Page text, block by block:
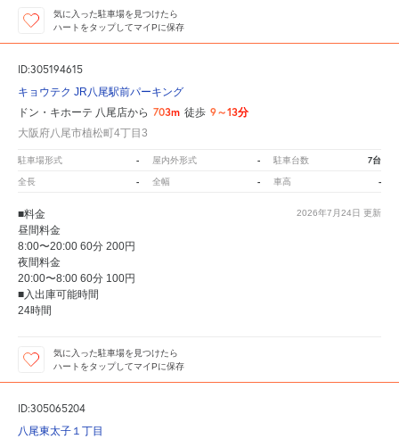
気に入った駐車場を見つけたら
ハートをタップしてマイPに保存
ID:305194615
キョウテク JR八尾駅前パーキング
ドン・キホーテ 八尾店から 703m 徒歩 9～13分
大阪府八尾市植松町4丁目3
駐車場形式 - 屋内外形式 - 駐車台数 7台
全長 - 全幅 - 車高 -
2026年7月24日 更新
■料金
昼間料金
8:00〜20:00 60分 200円
夜間料金
20:00〜8:00 60分 100円
■入出庫可能時間
24時間
気に入った駐車場を見つけたら
ハートをタップしてマイPに保存
ID:305065204
八尾東太子１丁目